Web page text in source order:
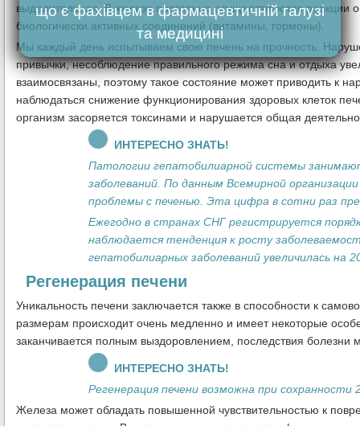
выделительная. В железе постоянно осуществляются реакции
биологически активных соединений (витамины, гормоны).
Мы каждый день испытываем свою печень на прочность.
привычки, несоблюдение правильного режима сна и отдыха
взаимосвязаны, поэтому такое состояние может приводить к
наблюдаться снижение функционирования здоровых клеток
организм засоряется токсинами и нарушается общая
ИНТЕРЕСНО ЗНАТЬ!
Патологии гепатобилиарной системы
заболеваний. По данным Всемирной
проблемы с печенью. Эта цифра в сотни раз
Ежегодно в странах СНГ регистрируется
наблюдается тенденция к росту
гепатобилиарных заболеваний увеличилась на
Регенерация печени
Уникальность печени заключается также в способности к
размерам происходит очень медленно и имеет некоторые
заканчивается полным выздоровлением, последствия болезни
ИНТЕРЕСНО ЗНАТЬ!
Регенерация печени возможна при сохранности
Железа может обладать повышенной чувствительностью к
що є фахівцем в фармацевтичній галузі
та медицині